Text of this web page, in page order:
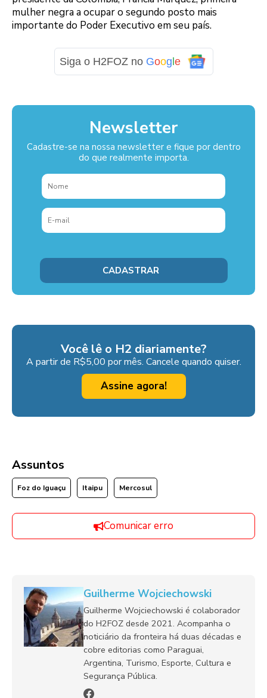
mulher negra a ocupar o segundo posto mais
importante do Poder Executivo em seu país.
Siga o H2FOZ no Google
Newsletter
Cadastre-se na nossa newsletter e fique por dentro
do que realmente importa.
Você lê o H2 diariamente?
A partir de R$5,00 por mês. Cancele quando quiser.
Assine agora!
Assuntos
Foz do Iguaçu Itaipu Mercosul
Comunicar erro
Guilherme Wojciechowski
Guilherme Wojciechowski é colaborador
do H2FOZ desde 2021. Acompanha o
noticiário da fronteira há duas décadas e
cobre editorias como Paraguai,
Argentina, Turismo, Esporte, Cultura e
Segurança Pública.